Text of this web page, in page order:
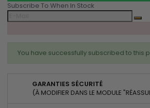
Subscribe To When In Stock
You have successfully subscribed to this
GARANTIES SÉCURITÉ
(À MODIFIER DANS LE MODULE